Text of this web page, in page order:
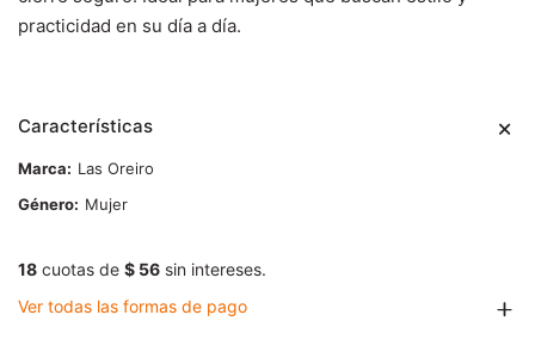
practicidad en su día a día.
Características
Marca
Las Oreiro
Género
Mujer
18 cuotas de $ 56 sin intereses.
Ver todas las formas de pago